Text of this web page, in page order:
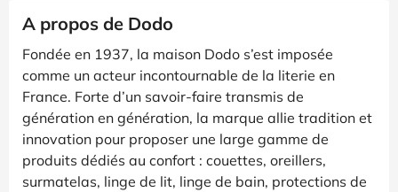
A propos de Dodo
Fondée en 1937, la maison Dodo s’est imposée
comme un acteur incontournable de la literie en
France. Forte d’un savoir-faire transmis de
génération en génération, la marque allie tradition et
innovation pour proposer une large gamme de
produits dédiés au confort : couettes, oreillers,
surmatelas, linge de lit, linge de bain, protections de